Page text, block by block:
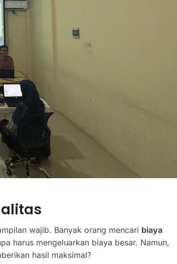
wajib. Banyak orang mencari biaya
harus mengeluarkan biaya besar. Namun,
hasil maksimal?